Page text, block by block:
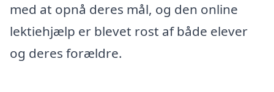
med at opnå deres mål, og den online
lektiehjælp er blevet rost af både elever
og deres forældre.